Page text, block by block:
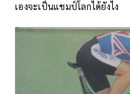
เองจะเป็นแชมป์โลกได้ยังไง